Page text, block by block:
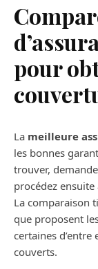
pour
La meilleure
les bonnes
trouver,
procédez ensuite
La comparaison
que proposent
certaines
couverts.